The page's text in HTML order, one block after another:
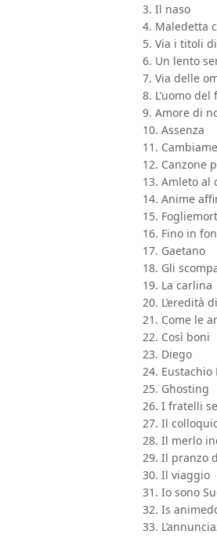
3. Il naso
4. Maledetta
5. Via i titoli
6. Un lento
7. Via delle
8. L’uomo del
9. Amore di
10. Assenza
11.
12. Canzone
13. Amleto
14. Anime
15.
16. Fino in
17. Gaetano
18. Gli
19. La carlina
20. L’eredità
21. Come le
22. Così boni
23. Diego
24. Eustachio
25. Ghosting
26. I fratelli
27. Il
28. Il merlo
29. Il pranzo
30. Il viaggio
31. Io sono
32. Is
33.